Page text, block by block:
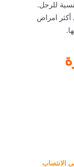
للرجل.
امراض
الانتصاب